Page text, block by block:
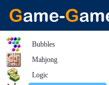
Bubbles
Mahjong
Logic